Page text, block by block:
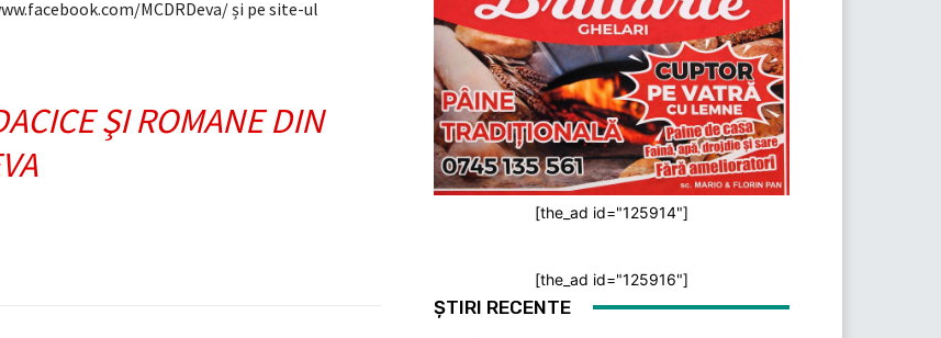
MCDRDeva/ și pe site-ul
ŞI ROMANE DIN
[the_ad id="125914"]
[the_ad id="125916"]
ȘTIRI RECENTE